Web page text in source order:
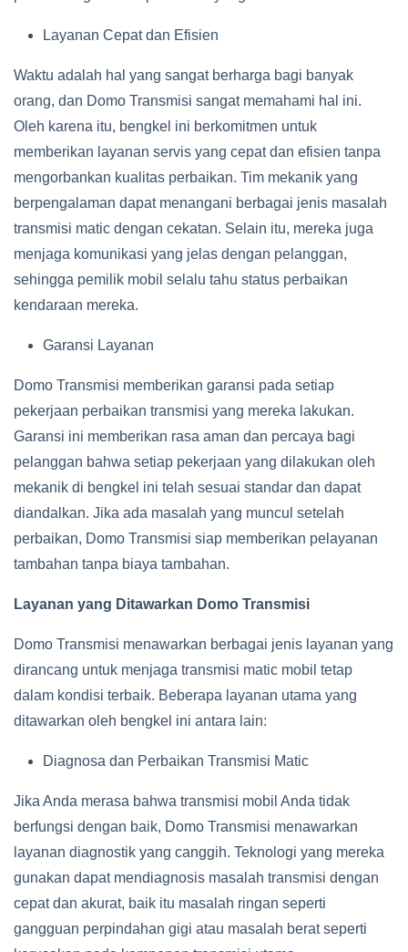
Layanan Cepat dan Efisien
Waktu adalah hal yang sangat berharga bagi banyak
orang, dan Domo Transmisi sangat memahami hal ini.
Oleh karena itu, bengkel ini berkomitmen untuk
memberikan layanan servis yang cepat dan efisien tanpa
mengorbankan kualitas perbaikan. Tim mekanik yang
berpengalaman dapat menangani berbagai jenis masalah
transmisi matic dengan cekatan. Selain itu, mereka juga
menjaga komunikasi yang jelas dengan pelanggan,
sehingga pemilik mobil selalu tahu status perbaikan
kendaraan mereka.
Garansi Layanan
Domo Transmisi memberikan garansi pada setiap
pekerjaan perbaikan transmisi yang mereka lakukan.
Garansi ini memberikan rasa aman dan percaya bagi
pelanggan bahwa setiap pekerjaan yang dilakukan oleh
mekanik di bengkel ini telah sesuai standar dan dapat
diandalkan. Jika ada masalah yang muncul setelah
perbaikan, Domo Transmisi siap memberikan pelayanan
tambahan tanpa biaya tambahan.
Layanan yang Ditawarkan Domo Transmisi
Domo Transmisi menawarkan berbagai jenis layanan yang
dirancang untuk menjaga transmisi matic mobil tetap
dalam kondisi terbaik. Beberapa layanan utama yang
ditawarkan oleh bengkel ini antara lain:
Diagnosa dan Perbaikan Transmisi Matic
Jika Anda merasa bahwa transmisi mobil Anda tidak
berfungsi dengan baik, Domo Transmisi menawarkan
layanan diagnostik yang canggih. Teknologi yang mereka
gunakan dapat mendiagnosis masalah transmisi dengan
cepat dan akurat, baik itu masalah ringan seperti
gangguan perpindahan gigi atau masalah berat seperti